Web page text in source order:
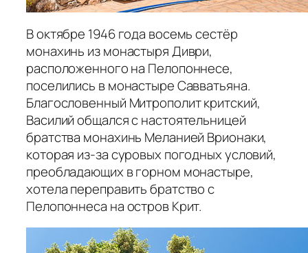
В октябре 1946 года восемь сестёр
монахинь из монастыря Диври,
расположенного на Пелопоннесе,
поселились в монастыре Савватьяна.
Благословенный Митрополит критский,
Василий общался с настоятельницей
братства монахинь Меланией Врионаки,
которая из-за суровых погодных условий,
преобладающих в горном монастыре,
хотела переправить братство с
Пелопоннеса на остров Крит.